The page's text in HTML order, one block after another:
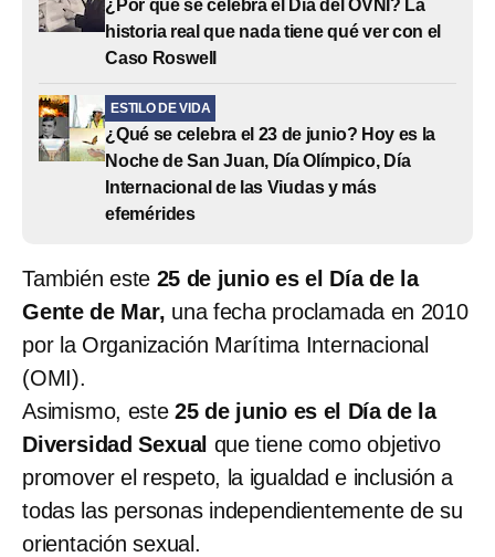
¿Por qué se celebra el Día del OVNI? La
historia real que nada tiene qué ver con el
Caso Roswell
ESTILO DE VIDA
¿Qué se celebra el 23 de junio? Hoy es la
Noche de San Juan, Día Olímpico, Día
Internacional de las Viudas y más
efemérides
También este 25 de junio es el Día de la
Gente de Mar, una fecha proclamada en 2010
por la Organización Marítima Internacional
(OMI).
Asimismo, este25 de junio es el Día de la
Diversidad Sexual que tiene como objetivo
promover el respeto, la igualdad e inclusión a
todas las personas independientemente de su
orientación sexual.